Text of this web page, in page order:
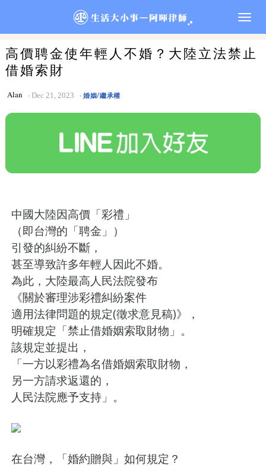
高價聘金使年輕人不婚？大陸立法禁止
借婚索財
Alan Dec 21, 2023 婚姻/繼承權
中國大陸因高價「彩禮」
（即台灣的「聘金」）
引發的糾紛不斷，
甚至導致許多年輕人因此不婚。
為此，大陸最高人民法院發布
《關於審理涉彩禮糾紛案件
適用法律問題的規定(徵求意見稿)》，
明確規定「禁止借婚姻索取財物」。
該規定並提出，
「一方以彩禮為名借婚姻索取財物，
另一方請求返還的，
人民法院應予支持」。
在台灣，「婚約贈與」如何規定？